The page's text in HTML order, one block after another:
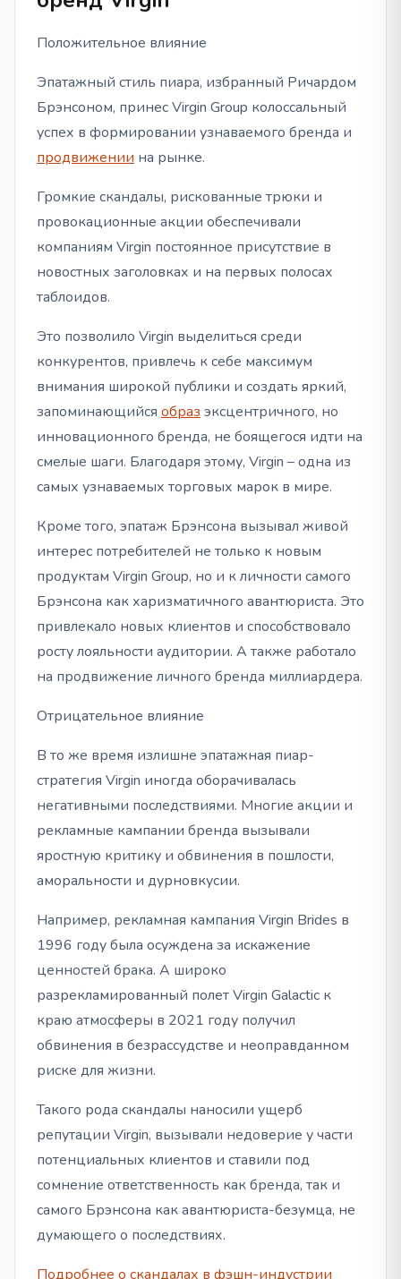
Положительное влияние
Эпатажный стиль пиара, избранный Ричардом
Брэнсоном, принес Virgin Group колоссальный
успех в формировании узнаваемого бренда и
продвижении на рынке.
Громкие скандалы, рискованные трюки и
провокационные акции обеспечивали
компаниям Virgin постоянное присутствие в
новостных заголовках и на первых полосах
таблоидов.
Это позволило Virgin выделиться среди
конкурентов, привлечь к себе максимум
внимания широкой публики и создать яркий,
запоминающийся образ эксцентричного, но
инновационного бренда, не боящегося идти на
смелые шаги. Благодаря этому, Virgin – одна из
самых узнаваемых торговых марок в мире.
Кроме того, эпатаж Брэнсона вызывал живой
интерес потребителей не только к новым
продуктам Virgin Group, но и к личности самого
Брэнсона как харизматичного авантюриста. Это
привлекало новых клиентов и способствовало
росту лояльности аудитории. А также работало
на продвижение личного бренда миллиардера.
Отрицательное влияние
В то же время излишне эпатажная пиар-
стратегия Virgin иногда оборачивалась
негативными последствиями. Многие акции и
рекламные кампании бренда вызывали
яростную критику и обвинения в пошлости,
аморальности и дурновкусии.
Например, рекламная кампания Virgin Brides в
1996 году была осуждена за искажение
ценностей брака. А широко
разрекламированный полет Virgin Galactic к
краю атмосферы в 2021 году получил
обвинения в безрассудстве и неоправданном
риске для жизни.
Такого рода скандалы наносили ущерб
репутации Virgin, вызывали недоверие у части
потенциальных клиентов и ставили под
сомнение ответственность как бренда, так и
самого Брэнсона как авантюриста-безумца, не
думающего о последствиях.
Подробнее о скандалах в фэшн-индустрии